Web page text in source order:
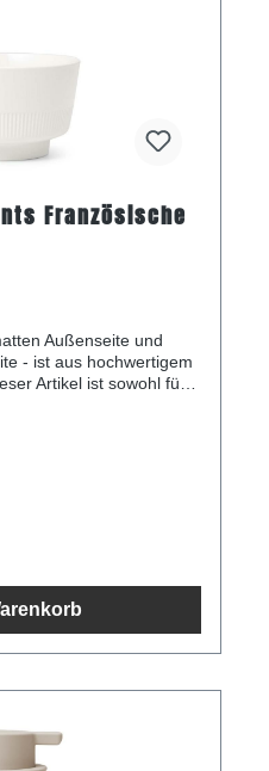
Französische
Außenseite und
- ist aus hochwertigem
Artikel ist sowohl für